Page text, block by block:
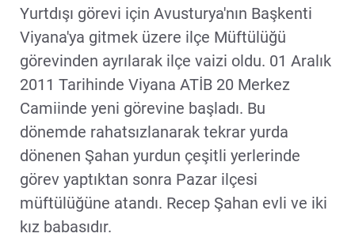
Yurtdışı görevi için Avusturya'nın Başkenti
Viyana'ya gitmek üzere ilçe Müftülüğü
görevinden ayrılarak ilçe vaizi oldu. 01 Aralık
2011 Tarihinde Viyana ATİB 20 Merkez
Camiinde yeni görevine başladı. Bu
dönemde rahatsızlanarak tekrar yurda
dönenen Şahan yurdun çeşitli yerlerinde
görev yaptıktan sonra Pazar ilçesi
müftülüğüne atandı. Recep Şahan evli ve iki
kız babasıdır.